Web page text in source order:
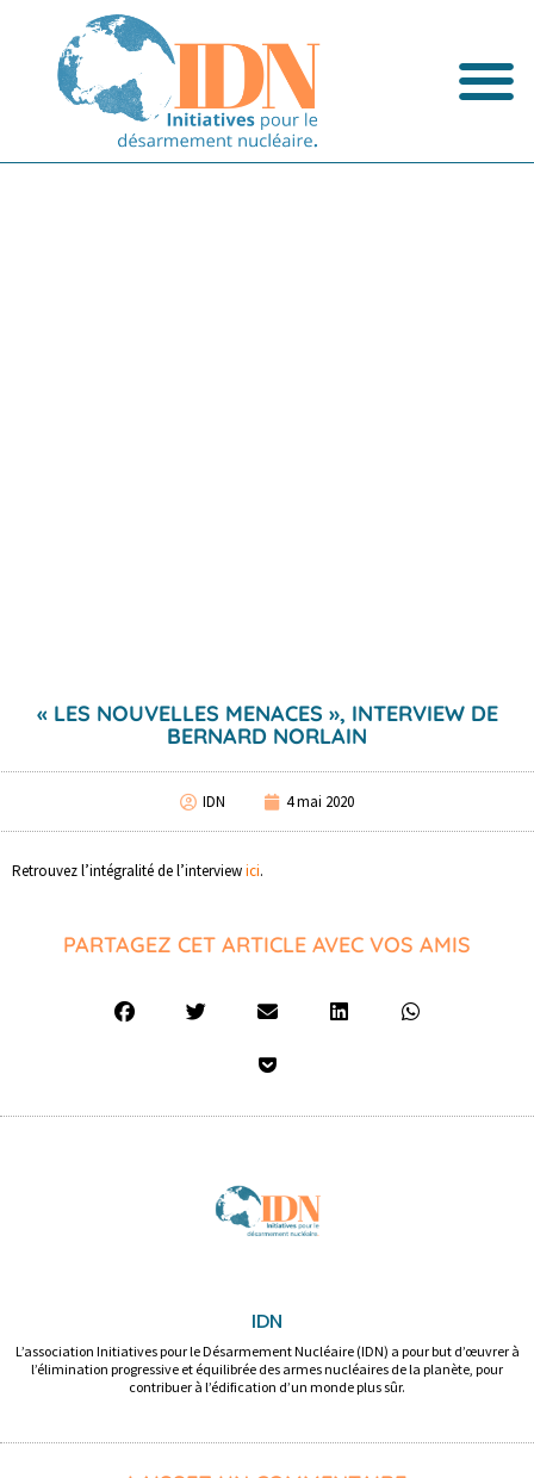
« LES NOUVELLES MENACES », INTERVIEW DE
BERNARD NORLAIN
IDN 4 mai 2020
Retrouvez l’intégralité de l’interviewici.
PARTAGEZ CET ARTICLE AVEC VOS AMIS
IDN
L’association Initiatives pour le Désarmement Nucléaire (IDN) a pour but d’œuvrer à
l’élimination progressive et équilibrée des armes nucléaires de la planète, pour
contribuer à l’édification d’un monde plus sûr.